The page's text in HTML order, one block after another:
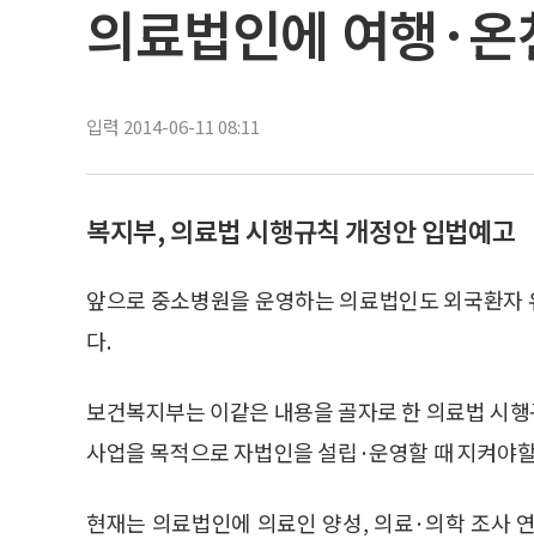
의료법인에 여행·
입력 2014-06-11 08:11
복지부, 의료법 시행규칙 개정안 입법예고
앞으로 중소병원을 운영하는 의료법인도 외국환
다.
보건복지부는 이같은 내용을 골자로 한 의료법 시
사업을 목적으로 자법인을 설립·운영할 때 지켜야
현재는 의료법인에 의료인 양성, 의료·의학 조사